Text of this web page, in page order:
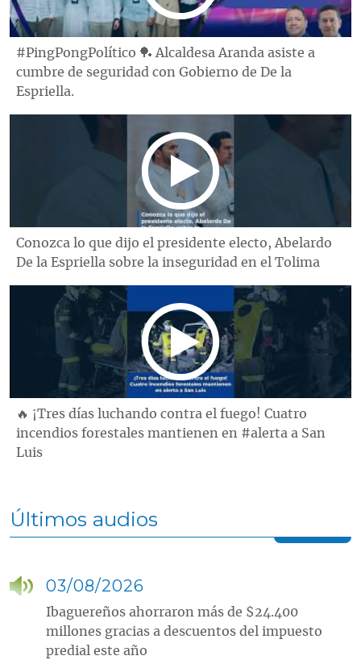
#PingPongPolítico 🏓 Alcaldesa Aranda asiste a
cumbre de seguridad con Gobierno de De la
Espriella.
Conozca lo que dijo el presidente electo, Abelardo
De la Espriella sobre la inseguridad en el Tolima
🔥 ¡Tres días luchando contra el fuego! Cuatro
incendios forestales mantienen en #alerta a San
Luis
Últimos audios
03/08/2026
Ibaguereños ahorraron más de $24.400
millones gracias a descuentos del impuesto
predial este año